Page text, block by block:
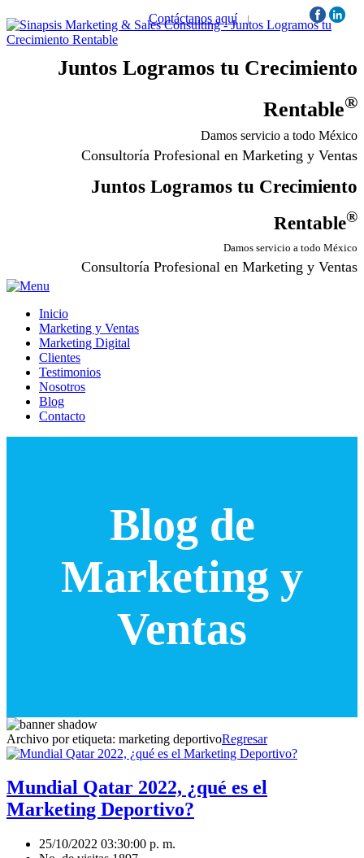
Contáctanos aquí | Síguenos:
Juntos Logramos tu Crecimiento
Rentable®
Damos servicio a todo México
Consultoría Profesional en Marketing y Ventas
Juntos Logramos tu Crecimiento
Rentable®
Damos servicio a todo México
Consultoría Profesional en Marketing y Ventas
Inicio
Marketing y Ventas
Marketing Digital
Clientes
Testimonios
Nosotros
Blog
Contacto
Blog de
Marketing y
Ventas
Archivo por etiqueta: marketing deportivoRegresar
Mundial Qatar 2022, ¿qué es el
Marketing Deportivo?
25/10/2022 03:30:00 p. m.